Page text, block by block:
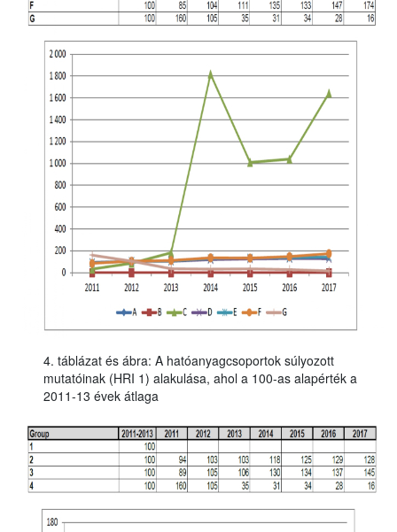
4. táblázat és ábra: A hatóanyagcsoportok súlyozott
mutatóinak (HRI 1) alakulása, ahol a 100-as alapérték a
2011-13 évek átlaga